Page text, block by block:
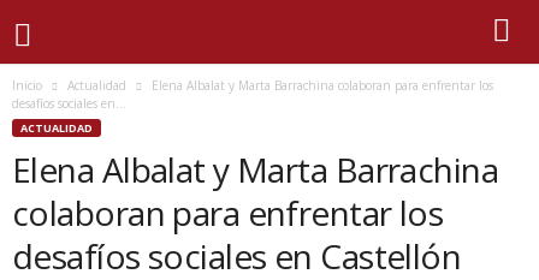
Inicio Actualidad
Elena Albalat y Marta Barrachina colaboran para enfrentar los
desafíos sociales en...
ACTUALIDAD
Elena Albalat y Marta Barrachina
colaboran para enfrentar los
desafíos sociales en Castellón